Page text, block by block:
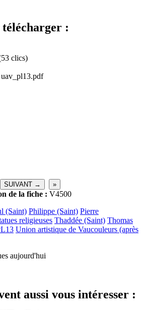
télécharger :
clics)
uav_pl13.pdf
SUIVANT → »
de la fiche : V4500
(Saint) Philippe (Saint) Pierre
religieuses Thaddée (Saint) Thomas
Union artistique de Vaucouleurs (après
aujourd'hui
aussi vous intéresser :